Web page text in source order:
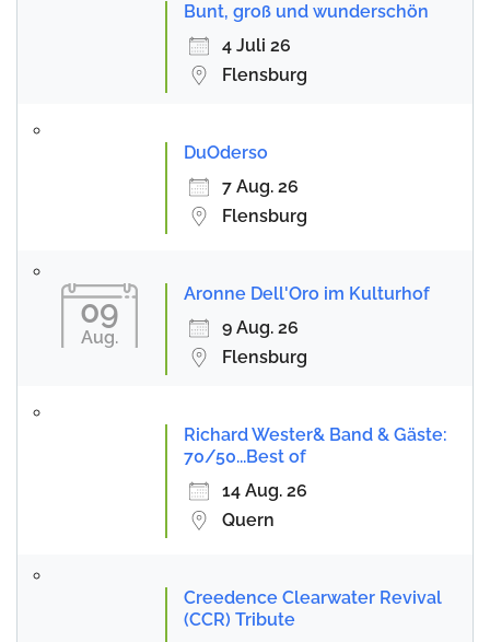
Bunt, groß und wunderschön
4 Juli 26
Flensburg
DuOderso
7 Aug. 26
Flensburg
09
Aug.
Aronne Dell'Oro im Kulturhof
9 Aug. 26
Flensburg
Richard Wester& Band & Gäste:
70/50...Best of
14 Aug. 26
Quern
Creedence Clearwater Revival
(CCR) Tribute